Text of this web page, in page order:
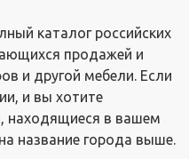
каталог российских
продажей и
и другой мебели. Если
и вы хотите
находящиеся в вашем
название города выше.